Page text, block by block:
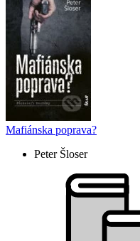
Mafiánska poprava?
Peter Šloser